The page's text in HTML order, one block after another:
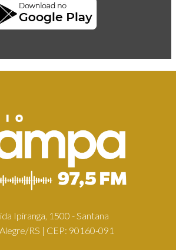
Ipiranga, 1500 - Santana
RS | CEP: 90160-091